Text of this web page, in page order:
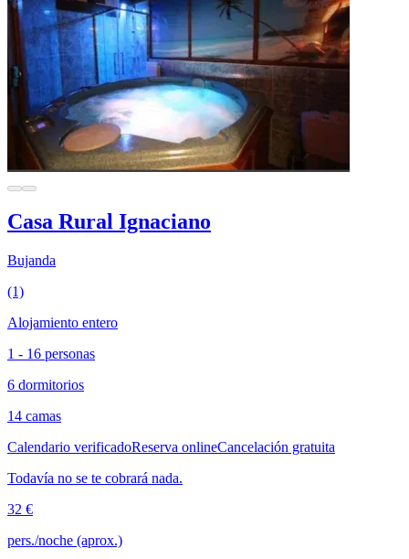
Casa Rural Ignaciano
Bujanda
(1)
Alojamiento entero
1 - 16 personas
6 dormitorios
14 camas
Calendario verificadoReserva onlineCancelación gratuita
Todavía no se te cobrará nada.
32 €
pers./noche (aprox.)